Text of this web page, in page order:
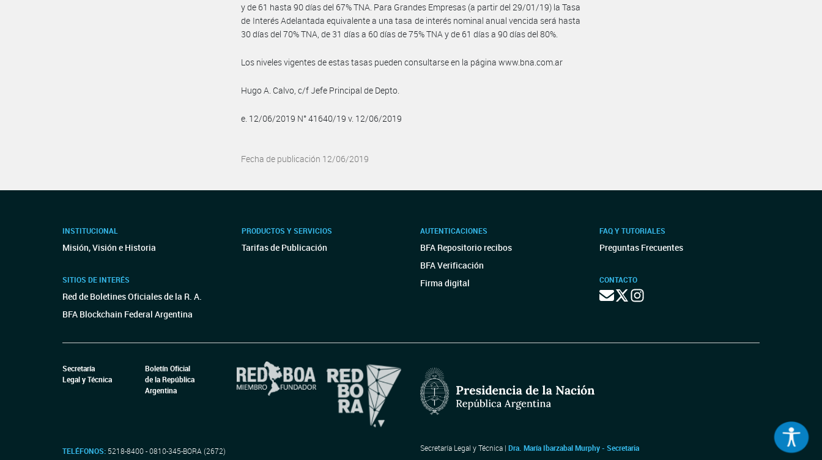
y de 61 hasta 90 días del 67% TNA. Para Grandes Empresas (a partir del 29/01/19) la Tasa
de Interés Adelantada equivalente a una tasa de interés nominal anual vencida será hasta
30 días del 70% TNA, de 31 días a 60 días de 75% TNA y de 61 días a 90 días del 80%.
Los niveles vigentes de estas tasas pueden consultarse en la página www.bna.com.ar
Hugo A. Calvo, c/f Jefe Principal de Depto.
e. 12/06/2019 N° 41640/19 v. 12/06/2019
Fecha de publicación 12/06/2019
INSTITUCIONAL
Misión, Visión e Historia
SITIOS DE INTERÉS
Red de Boletines Oficiales de la R. A.
BFA Blockchain Federal Argentina
PRODUCTOS Y SERVICIOS
Tarifas de Publicación
AUTENTICACIONES
BFA Repositorio recibos
BFA Verificación
Firma digital
FAQ Y TUTORIALES
Preguntas Frecuentes
CONTACTO
Secretaría
Legal y Técnica
Boletín Oficial
de la República
Argentina
TELÉFONOS: 5218-8400 - 0810-345-BORA (2672) Secretaría Legal y Técnica | Dra. María Ibarzabal Murphy - Secretaria